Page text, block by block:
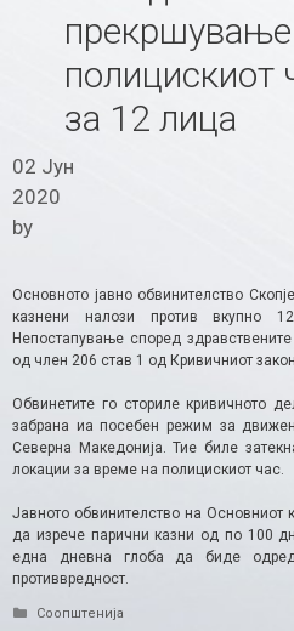
полицискиот
за 12 лица
02 Јун
2020
by
Основното јавно обвинителство
казнени налози против вкупно
Непостапување според
од член 206 став 1 од Кривичниот
Обвинетите го сториле кривичното
забрана иа посебен режим за
Северна Македонија. Тие биле
локации за време на полицискиот час.
Јавното обвинителство на Основниот
да изрече парични казни од по 100
една дневна глоба да биде
противвредност.
Categories
Соопштенија